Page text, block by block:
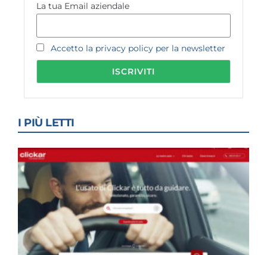
La tua Email aziendale
Accetto la privacy policy per la newsletter
I PIÙ LETTI